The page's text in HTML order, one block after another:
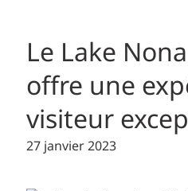
Le Lake
offre une
visiteur
27 janvier 2023